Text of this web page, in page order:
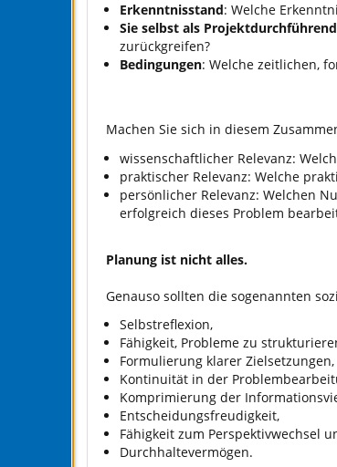
Erkenntnisstand: Welche
Sie selbst als
zurückgreifen?
Bedingungen: Welche zeitlichen,
Machen Sie sich in diesem
wissenschaftlicher Relevanz:
praktischer Relevanz: Welche
persönlicher Relevanz: Welchen
erfolgreich dieses Problem
Planung ist nicht alles.
Genauso sollten die sogenannten
Selbstreflexion,
Fähigkeit, Probleme zu
Formulierung klarer Zielsetzungen,
Kontinuität in der
Komprimierung der
Entscheidungsfreudigkeit,
Fähigkeit zum Perspektivwechsel
Durchhaltevermögen.